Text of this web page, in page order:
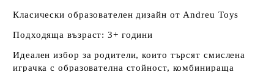
Класически образователен дизайн от Andreu Toys
Подходяща възраст: 3+ години
Идеален избор за родители, които търсят смислена
играчка с образователна стойност, комбинираща